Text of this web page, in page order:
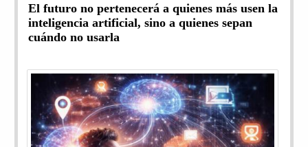
El futuro no pertenecerá a quienes más usen la
inteligencia artificial, sino a quienes sepan
cuándo no usarla